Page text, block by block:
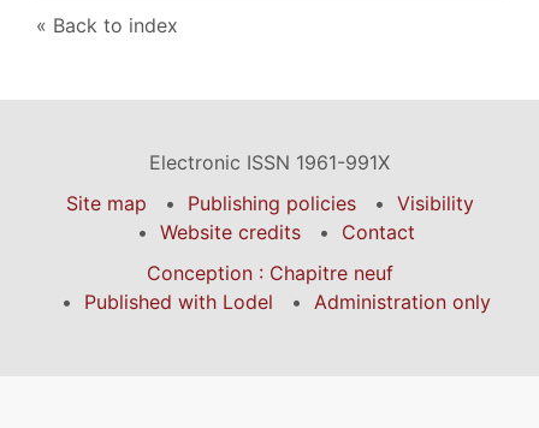
Back to index
Electronic ISSN 1961-991X
Site map
Publishing policies
Visibility
Website credits
Contact
Conception : Chapitre neuf
Published with Lodel
Administration only